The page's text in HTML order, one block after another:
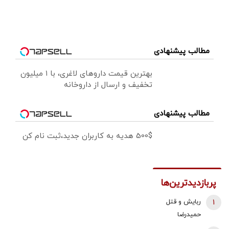
مطالب پیشنهادی
بهترین قیمت داروهای لاغری، با ۱ میلیون
تخفیف و ارسال از داروخانه‌
مطالب پیشنهادی
500$ هدیه به کاربران جدید،ثبت نام کن
پربازدیدترین‌ها
ربایش و قتل
حمیدرضا
1